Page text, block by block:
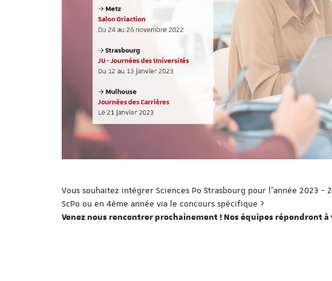
Vous souhaitez intégrer Sciences Po Strasbourg pour l'année 2023 -
ScPo ou en 4ème année via le concours spécifique ?
Venez nous rencontrer prochainement ! Nos équipes répondront